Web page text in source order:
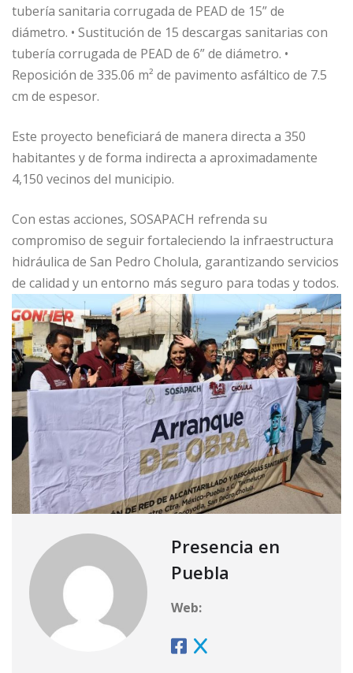
tubería sanitaria corrugada de PEAD de 15” de
diámetro. • Sustitución de 15 descargas sanitarias con
tubería corrugada de PEAD de 6” de diámetro. •
Reposición de 335.06 m² de pavimento asfáltico de 7.5
cm de espesor.
Este proyecto beneficiará de manera directa a 350
habitantes y de forma indirecta a aproximadamente
4,150 vecinos del municipio.
Con estas acciones, SOSAPACH refrenda su
compromiso de seguir fortaleciendo la infraestructura
hidráulica de San Pedro Cholula, garantizando servicios
de calidad y un entorno más seguro para todas y todos.
Presencia en
Puebla
Web: